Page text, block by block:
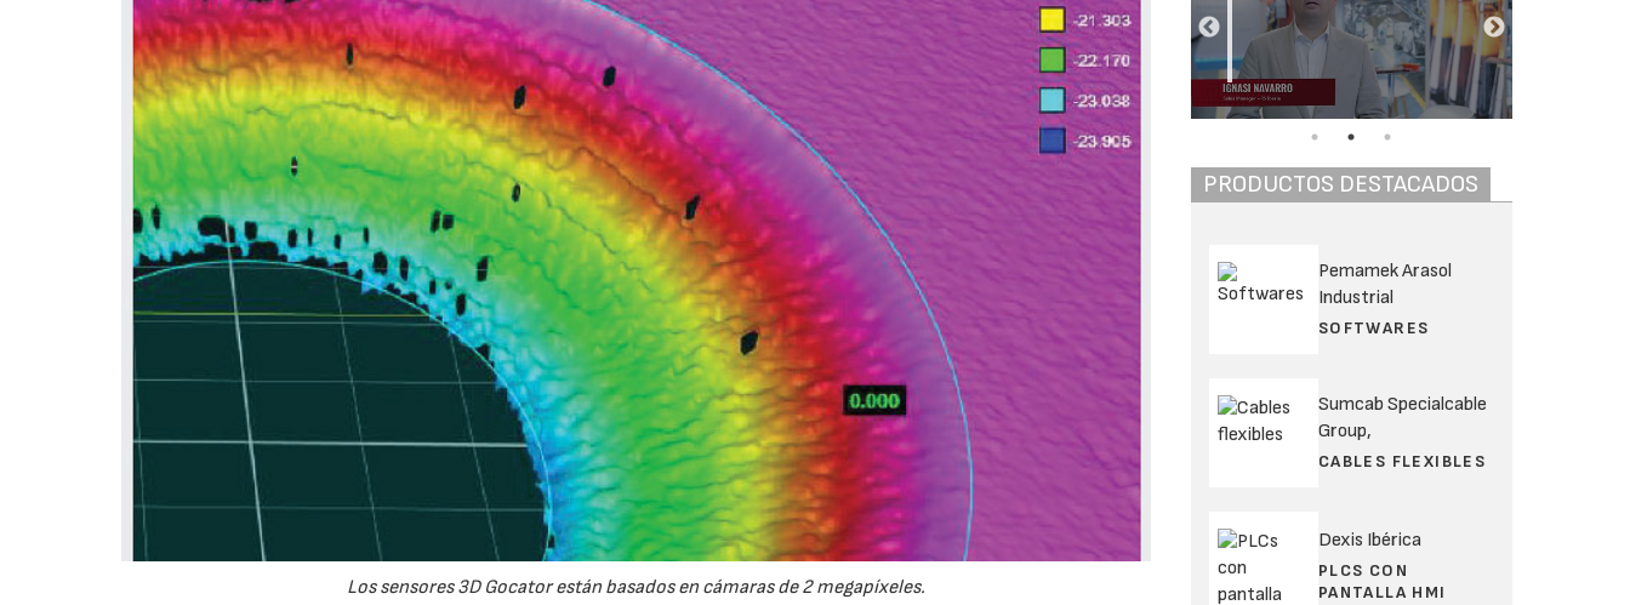
Los sensores 3D Gocator están basados en cámaras de 2 megapíxeles.
PRODUCTOS DESTACADOS
Pemamek Arasol
Industrial
SOFTWARES
Sumcab Specialcable
Group,
CABLES FLEXIBLES
Dexis Ibérica
PLCS CON
PANTALLA HMI